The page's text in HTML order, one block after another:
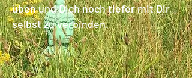
üben und Dich noch tiefer mit Dir
selbst zu verbinden.